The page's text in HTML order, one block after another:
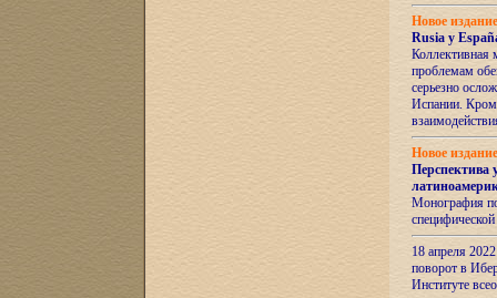
Новое
Rusia y
Коллективная
проблемам
серьезно
Испании.
Новое
Перспектива
Монография
18 апреля
поворот в
Институте